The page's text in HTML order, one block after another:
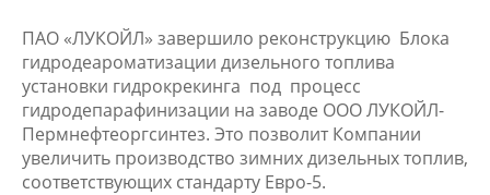
ПАО «ЛУКОЙЛ» завершило реконструкцию Блока
гидродеароматизации дизельного топлива
установки гидрокрекинга под процесс
гидродепарафинизации на заводе ООО ЛУКОЙЛ-
Пермнефтеоргсинтез. Это позволит Компании
увеличить производство зимних дизельных топлив,
соответствующих стандарту Евро-5.